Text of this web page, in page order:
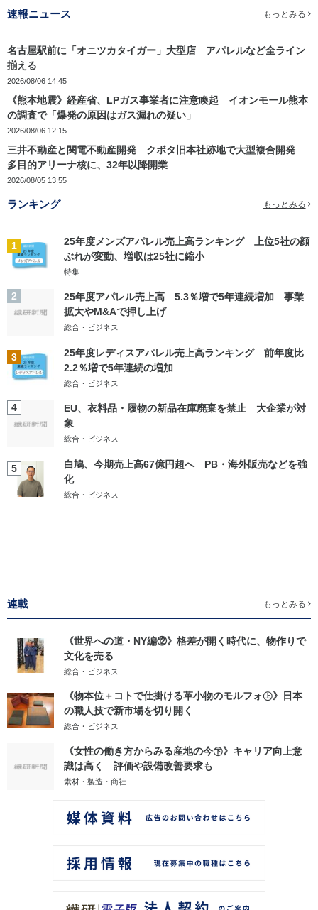
速報ニュース もっとみる
名古屋駅前に「オニツカタイガー」大型店 アパレルなど全ライン
揃える
2026/08/06 14:45
《熊本地震》経産省、LPガス事業者に注意喚起 イオンモール熊本
の調査で「爆発の原因はガス漏れの疑い」
2026/08/06 12:15
三井不動産と関電不動産開発 クボタ旧本社跡地で大型複合開発
多目的アリーナ核に、32年以降開業
2026/08/05 13:55
ランキング もっとみる
1
25年度メンズアパレル売上高ランキング 上位5社の顔
ぶれが変動、増収は25社に縮小
特集
2
25年度アパレル売上高 5.3％増で5年連続増加 事業
拡大やM&Aで押し上げ
総合・ビジネス
3
25年度レディスアパレル売上高ランキング 前年度比
2.2％増で5年連続の増加
総合・ビジネス
4
EU、衣料品・履物の新品在庫廃棄を禁止 大企業が対
象
総合・ビジネス
5
白鳩、今期売上高67億円超へ PB・海外販売などを強
化
総合・ビジネス
連載 もっとみる
《世界への道・NY編⑫》格差が開く時代に、物作りで
文化を売る
総合・ビジネス
《物本位＋コトで仕掛ける革小物のモルフォ㊤》日本
の職人技で新市場を切り開く
総合・ビジネス
《女性の働き方からみる産地の今㊦》キャリア向上意
識は高く 評価や設備改善要求も
素材・製造・商社